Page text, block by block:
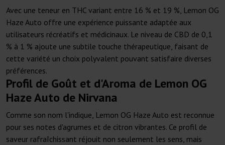
Avec une teneur en THC variant entre 16 % et 19 %, Lemon OG
Haze Auto offre une expérience puissante adaptée aux
utilisateurs récréatifs et médicinaux. Le niveau de CBD de 0,1
% à 1 % ajoute une subtile touche thérapeutique, faisant de
cette variété un choix polyvalent pouvant satisfaire diverses
préférences.
Profil de Goût et d'Aroma de Lemon OG
Haze Auto de Nirvana
Comme son nom l'indique, Lemon OG Haze Auto est reconnue
pour ses notes d'agrumes et de citron vibrantes. Ce profil de
saveur rafraîchissant réjouit non seulement les sens, mais